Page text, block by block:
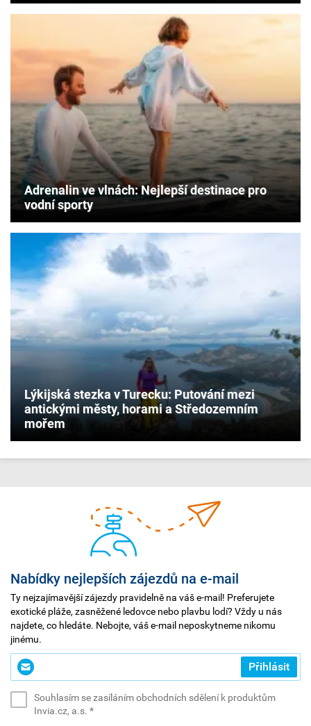
Adrenalin ve vlnách: Nejlepší destinace pro
vodní sporty
Lýkijská stezka v Turecku: Putování mezi
antickými městy, horami a Středozemním
mořem
Nabídky nejlepších zájezdů na e-mail
Ty nejzajímavější zájezdy pravidelně na váš e-mail! Preferujete
exotické pláže, zasněžené ledovce nebo plavbu lodí? Vždy u nás
najdete, co hledáte. Nebojte, váš e-mail neposkytneme nikomu
jinému.
Zadejte
svůj
Přihlásit
Souhlasím se zasíláním obchodních sdělení k produktům
Invia.cz, a.s. *(povinné)